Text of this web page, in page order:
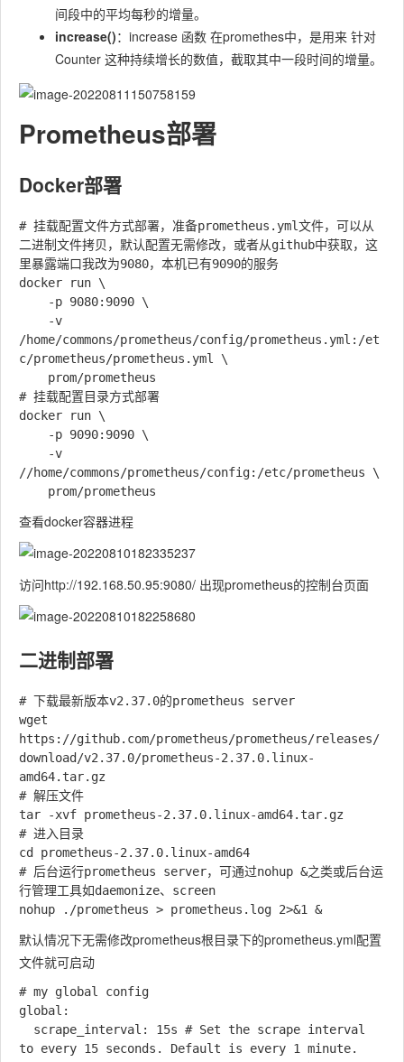
间段中的平均每秒的增量。
increase()：increase 函数 在promethes中，是⽤来 针对
Counter 这种持续增长的数值，截取其中⼀段时间的增量。
Prometheus部署
Docker部署
# 挂载配置文件方式部署，准备prometheus.yml文件，可以从
二进制文件拷贝，默认配置无需修改，或者从github中获取，这
里暴露端口我改为9080，本机已有9090的服务
docker run \
/home/commons/prometheus/config/prometheus.yml:/et
c/prometheus/prometheus.yml \
# 挂载配置目录方式部署
docker run \
//home/commons/prometheus/config:/etc/prometheus \
查看docker容器进程
访问http://192.168.50.95:9080/ 出现prometheus的控制台页面
二进制部署
# 下载最新版本v2.37.0的prometheus server
wget
https://github.com/prometheus/prometheus/releases/
download/v2.37.0/prometheus-2.37.0.linux-
amd64.tar.gz
# 解压文件
tar -xvf prometheus-2.37.0.linux-amd64.tar.gz
# 进入目录
cd prometheus-2.37.0.linux-amd64
# 后台运行prometheus server，可通过nohup &之类或后台运
行管理工具如daemonize、screen
默认情况下无需修改prometheus根目录下的prometheus.yml配置
文件就可启动
# my global config
global:
to every 15 seconds. Default is every 1 minute.